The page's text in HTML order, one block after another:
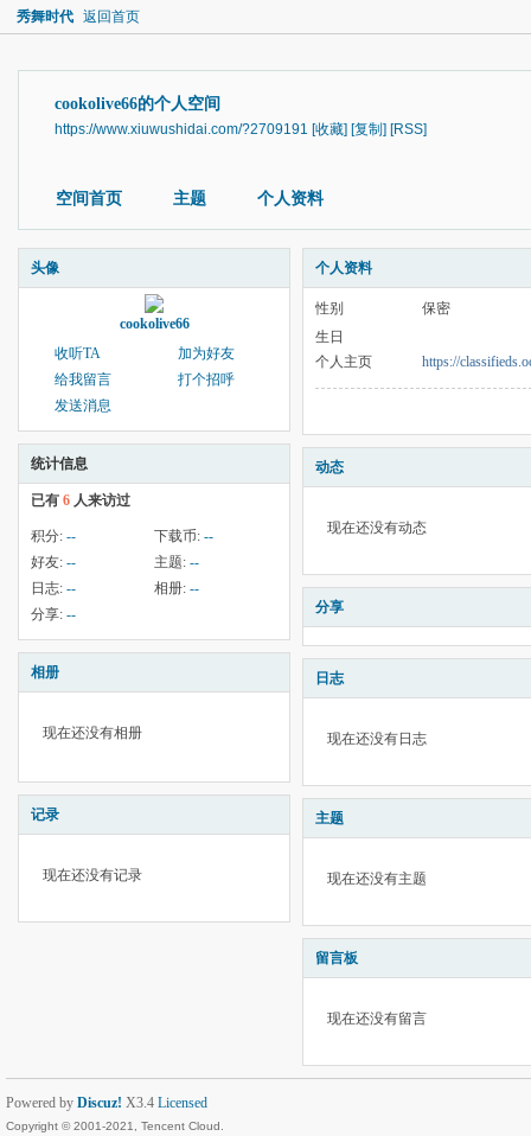
秀舞时代 返回首页
cookolive66的个人空间
https://www.xiuwushidai.com/?2709191 [收藏] [复制] [RSS]
空间首页 主题 个人资料
头像
cookolive66
收听TA
加为好友
给我留言
打个招呼
发送消息
统计信息
已有 6 人来访过
积分: -- 下载币: --
好友: -- 主题: --
日志: -- 相册: --
分享: --
相册
现在还没有相册
记录
现在还没有记录
个人资料
性别
保密
生日
个人主页
https://
动态
现在还没有动态
分享
日志
现在还没有日志
主题
现在还没有主题
留言板
现在还没有留言
Powered by Discuz! X3.4 Licensed
Copyright © 2001-2021, Tencent Cloud.